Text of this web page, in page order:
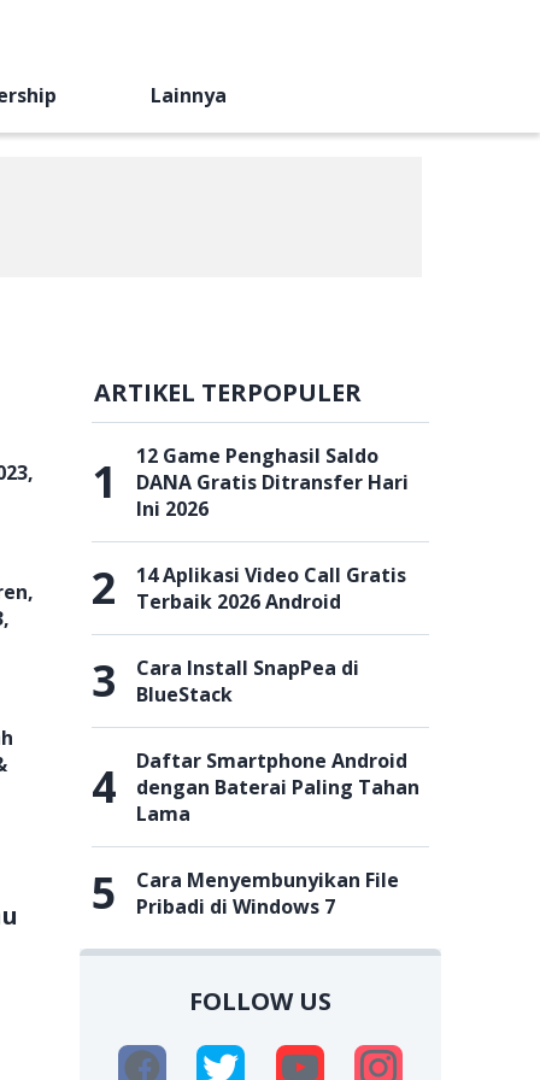
Lainnya
ARTIKEL TERPOPULER
1
12 Game Penghasil Saldo
DANA Gratis Ditransfer Hari
Ini 2026
2
14 Aplikasi Video Call Gratis
Terbaik 2026 Android
3
Cara Install SnapPea di
BlueStack
4
Daftar Smartphone Android
dengan Baterai Paling Tahan
Lama
5
Cara Menyembunyikan File
Pribadi di Windows 7
FOLLOW US